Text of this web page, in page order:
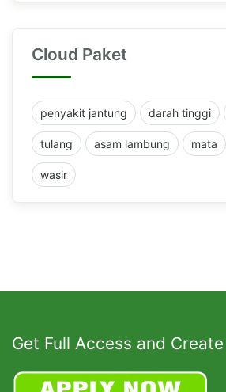
Cloud Paket
penyakit jantung darah tinggi
tulang asam lambung mata
wasir
Get Full Access and